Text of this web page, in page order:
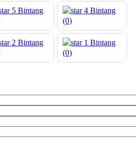
5 Bintang
4Bintang
(0)
2 Bintang
1Bintang
(0)